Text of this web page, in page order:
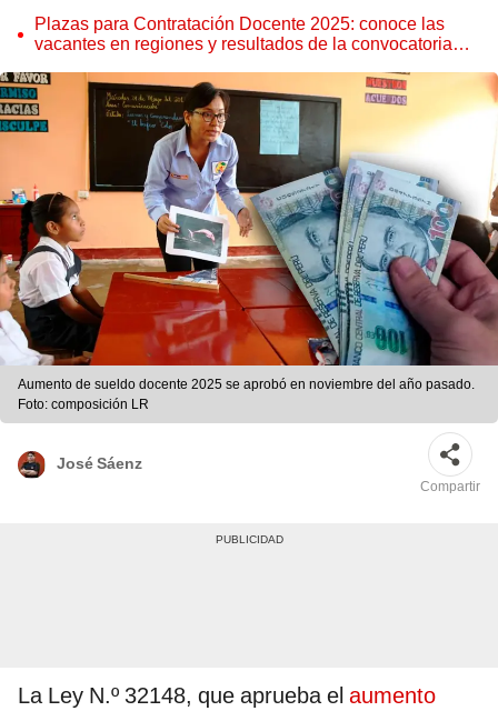
Plazas para Contratación Docente 2025: conoce las
vacantes en regiones y resultados de la convocatoria
Aumento de sueldo docente 2025 se aprobó en noviembre del año pasado.
Foto: composición LR
José Sáenz
Compartir
La Ley N.º 32148, que aprueba el aumento